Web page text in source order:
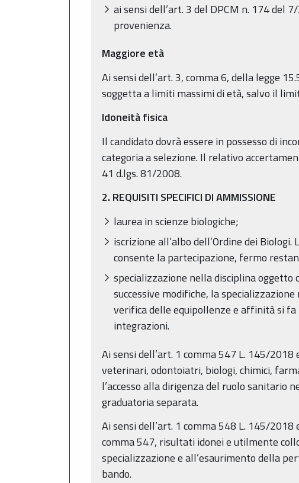
ai sensi dell’art. 3 del DPCM n. 174 del
provenienza.
Maggiore età
Ai sensi dell’art. 3, comma 6, della legge
soggetta a limiti massimi di età, salvo il
Idoneità fisica
Il candidato dovrà essere in possesso di
categoria a selezione. Il relativo
41 d.lgs. 81/2008.
2. REQUISITI SPECIFICI DI AMMISSIONE
laurea in scienze biologiche;
iscrizione all’albo dell’Ordine dei
consente la partecipazione, fermo
specializzazione nella disciplina oggetto
successive modifiche, la
verifica delle equipollenze e affinità si
integrazioni.
Ai sensi dell’art. 1 comma 547 L. 145/
veterinari, odontoiatri, biologi, chimici,
l’accesso alla dirigenza del ruolo sanitario
graduatoria separata.
Ai sensi dell’art. 1 comma 548 L. 145/
comma 547, risultati idonei e utilmente
specializzazione e all’esaurimento della
bando.